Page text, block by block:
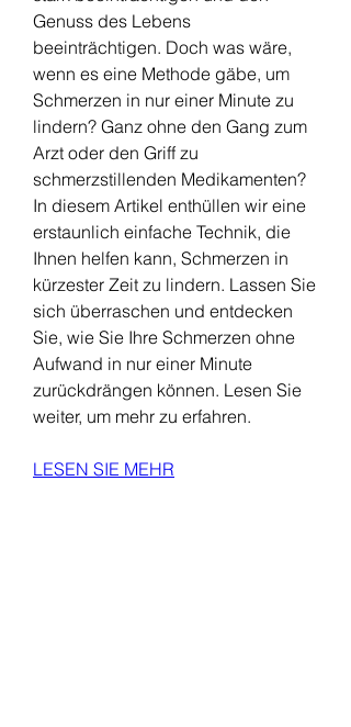
Genuss des Lebens
beeinträchtigen. Doch was wäre,
wenn es eine Methode gäbe, um
Schmerzen in nur einer Minute zu
lindern? Ganz ohne den Gang zum
Arzt oder den Griff zu
schmerzstillenden Medikamenten?
In diesem Artikel enthüllen wir eine
erstaunlich einfache Technik, die
Ihnen helfen kann, Schmerzen in
kürzester Zeit zu lindern. Lassen Sie
sich überraschen und entdecken
Sie, wie Sie Ihre Schmerzen ohne
Aufwand in nur einer Minute
zurückdrängen können. Lesen Sie
weiter, um mehr zu erfahren.
LESEN SIE MEHR